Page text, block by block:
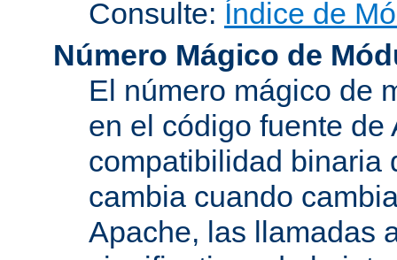
Consulte: Índice de
Número Mágico de
El número mágico de
en el código fuente
compatibilidad binaria
cambia cuando
Apache, las llamadas